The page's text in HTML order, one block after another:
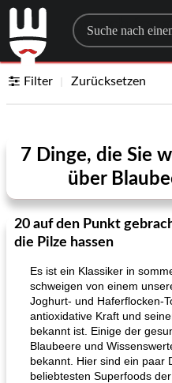
Search for a
Filter Zurücksetzen
7 Dinge, die Sie
über
20 auf den Punkt
die Pilze hassen
Es ist ein Klassiker in
schweigen von einem
Joghurt- und Haferflocken-
antioxidative Kraft und
bekannt ist. Einige der
Blaubeere und
bekannt. Hier sind ein paar
beliebtesten Superfoods